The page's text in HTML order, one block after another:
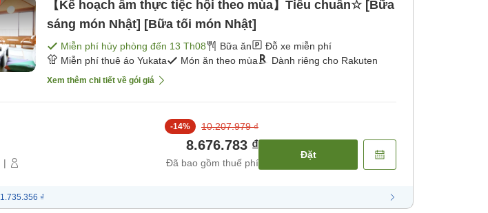
【Kế hoạch ẩm thực tiệc hội theo mùa】Tiêu chuẩn☆ [Bữa
sáng món Nhật] [Bữa tối món Nhật]
Miễn phí hủy phòng đến 13 Th08 Bữa ăn
Đỗ xe miễn phí
Miễn phí thuê áo Yukata
Món ăn theo mùa Dành riêng cho Rakuten
Xem thêm chi tiết về gói giá
|
-14% 10.207.979 ₫
8.676.783 ₫
Đã bao gồm thuế phí
Đặt
1.735.356 ₫